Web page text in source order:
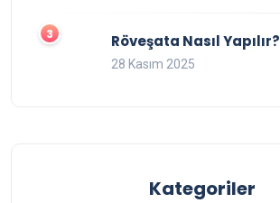
Röveşata Nasıl Yapılır?
28 Kasım 2025
Kategoriler